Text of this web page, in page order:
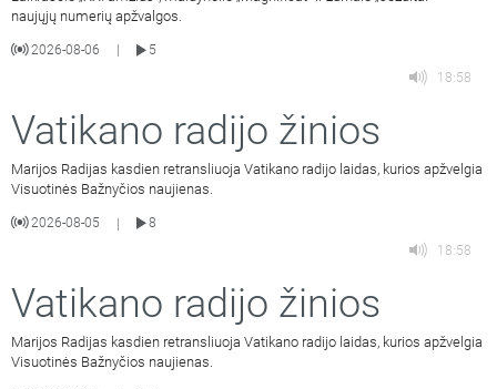
naujųjų numerių apžvalgos.
2026-08-06
5
18:58
Vatikano radijo žinios
Marijos Radijas kasdien retransliuoja Vatikano radijo laidas, kurios apžvelgia
Visuotinės Bažnyčios naujienas.
2026-08-05 |
8
18:58
Vatikano radijo žinios
Marijos Radijas kasdien retransliuoja Vatikano radijo laidas, kurios apžvelgia
Visuotinės Bažnyčios naujienas.